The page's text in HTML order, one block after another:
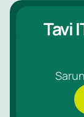
Tavi